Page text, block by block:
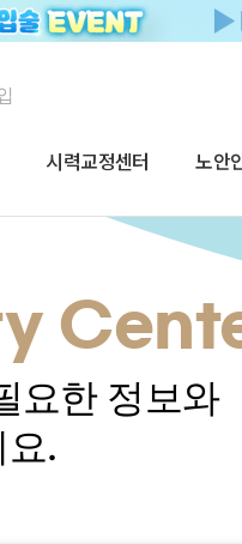
시력교정센터 노안
요한 정보와
.